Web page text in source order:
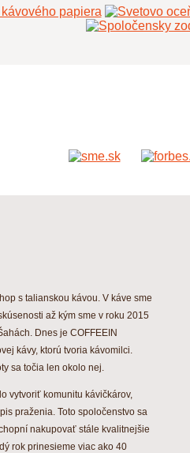
s talianskou kávou. V káve sme
až kým sme v roku 2015
Dnes je COFFEEIN
kávy, ktorú tvoria kávomilci.
sa točia len okolo nej.
vytvoriť komunitu kávičkárov,
praženia. Toto spoločenstvo sa
nakupovať stále kvalitnejšie
rok prinesieme viac ako 40